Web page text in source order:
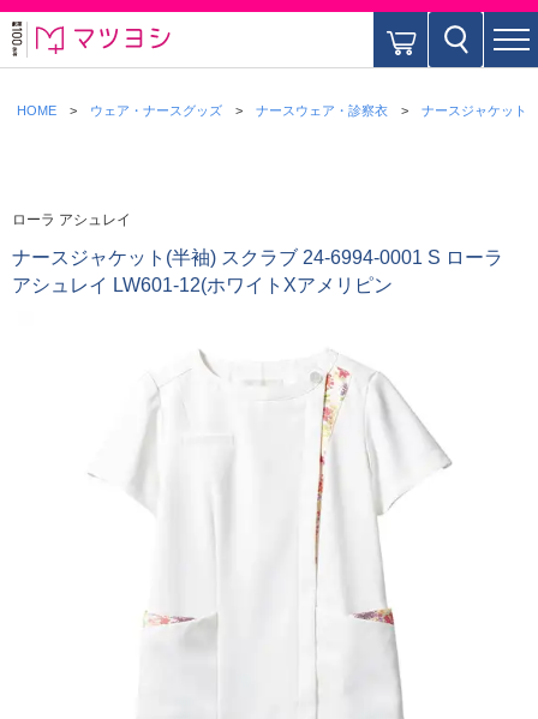
HOME ウェア・ナースグッズ ナースウェア・診察衣 ナースジャケット
ローラ アシュレイ
ナースジャケット(半袖) スクラブ 24-6994-0001 S ローラ
アシュレイ LW601-12(ホワイトXアメリピン